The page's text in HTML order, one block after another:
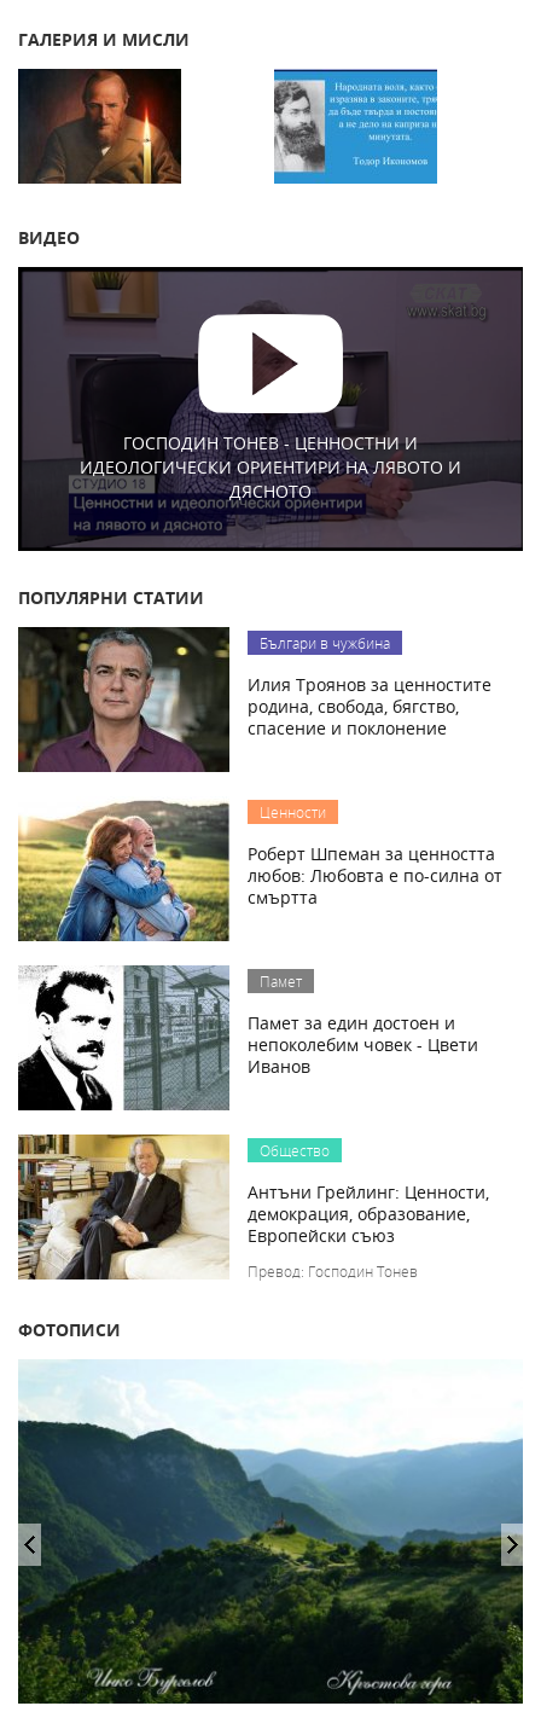
ГАЛЕРИЯ И МИСЛИ
ВИДЕО
ГОСПОДИН ТОНЕВ - ЦЕННОСТНИ И
ИДЕОЛОГИЧЕСКИ ОРИЕНТИРИ НА ЛЯВОТО И
ДЯСНОТО
ПОПУЛЯРНИ СТАТИИ
Българи в чужбина
Илия Троянов за ценностите
родина, свобода, бягство,
спасение и поклонение
Ценности
Роберт Шпеман за ценността
любов: Любовта е по-силна от
смъртта
Памет
Памет за един достоен и
непоколебим човек - Цвети
Иванов
Общество
Антъни Грейлинг: Ценности,
демокрация, образование,
Европейски съюз
Превод: Господин Тонев
ФОТОПИСИ